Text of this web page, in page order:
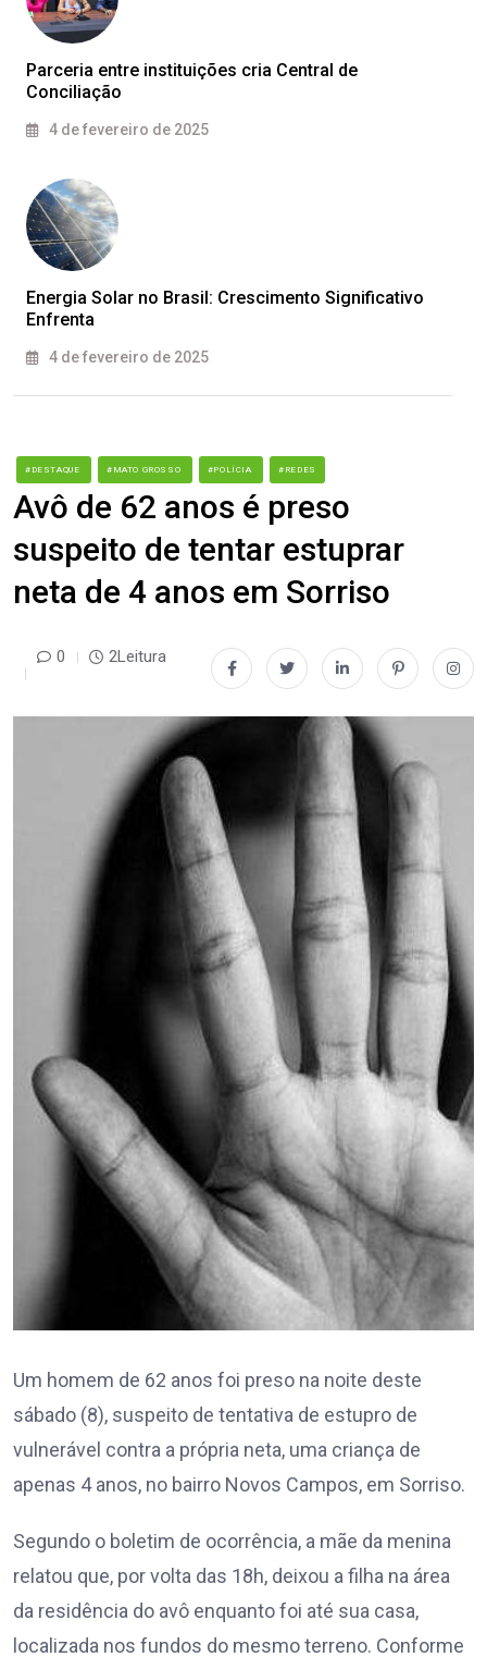
Parceria entre instituições cria Central de
Conciliação
4 de fevereiro de 2025
Energia Solar no Brasil: Crescimento Significativo
Enfrenta
4 de fevereiro de 2025
#DESTAQUE #MATO GROSSO #POLÍCIA #REDES
Avô de 62 anos é preso
suspeito de tentar estuprar
neta de 4 anos em Sorriso
0 2Leitura
Um homem de 62 anos foi preso na noite deste
sábado (8), suspeito de tentativa de estupro de
vulnerável contra a própria neta, uma criança de
apenas 4 anos, no bairro Novos Campos, em Sorriso.
Segundo o boletim de ocorrência, a mãe da menina
relatou que, por volta das 18h, deixou a filha na área
da residência do avô enquanto foi até sua casa,
localizada nos fundos do mesmo terreno. Conforme